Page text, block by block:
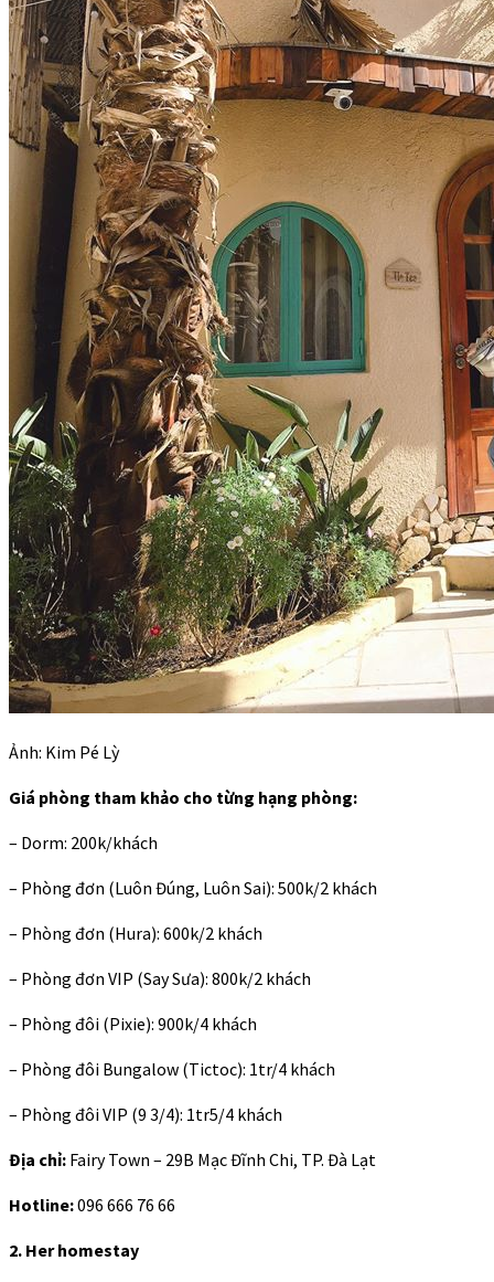
Ảnh: Kim Pé Lỳ
Giá phòng tham khảo cho từng hạng phòng:
– Dorm: 200k/khách
– Phòng đơn (Luôn Đúng, Luôn Sai): 500k/2 khách
– Phòng đơn (Hura): 600k/2 khách
– Phòng đơn VIP (Say Sưa): 800k/2 khách
– Phòng đôi (Pixie): 900k/4 khách
– Phòng đôi Bungalow (Tictoc): 1tr/4 khách
– Phòng đôi VIP (9 3/4): 1tr5/4 khách
Địa chỉ: Fairy Town – 29B Mạc Đĩnh Chi, TP. Đà Lạt
Hotline:096 666 76 66
2. Her homestay